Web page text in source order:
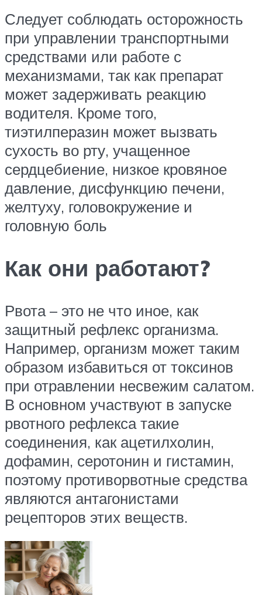
Следует соблюдать осторожность
при управлении транспортными
средствами или работе с
механизмами, так как препарат
может задерживать реакцию
водителя. Кроме того,
тиэтилперазин может вызвать
сухость во рту, учащенное
сердцебиение, низкое кровяное
давление, дисфункцию печени,
желтуху, головокружение и
головную боль
Как они работают?
Рвота – это не что иное, как
защитный рефлекс организма.
Например, организм может таким
образом избавиться от токсинов
при отравлении несвежим салатом.
В основном участвуют в запуске
рвотного рефлекса такие
соединения, как ацетилхолин,
дофамин, серотонин и гистамин,
поэтому противорвотные средства
являются антагонистами
рецепторов этих веществ.